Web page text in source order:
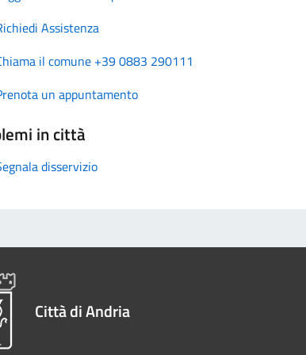
Assistenza
il comune +39 0883 290111
un appuntamento
in città
disservizio
Città di Andria